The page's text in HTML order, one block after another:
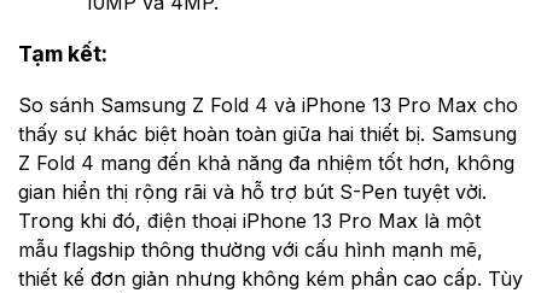
Tạm kết:
So sánh Samsung Z Fold 4 và iPhone 13 Pro Max cho
thấy sự khác biệt hoàn toàn giữa hai thiết bị. Samsung
Z Fold 4 mang đến khả năng đa nhiệm tốt hơn, không
gian hiển thị rộng rãi và hỗ trợ bút S-Pen tuyệt vời.
Trong khi đó, điện thoại iPhone 13 Pro Max là một
mẫu flagship thông thường với cấu hình mạnh mẽ,
thiết kế đơn giản nhưng không kém phần cao cấp. Tùy